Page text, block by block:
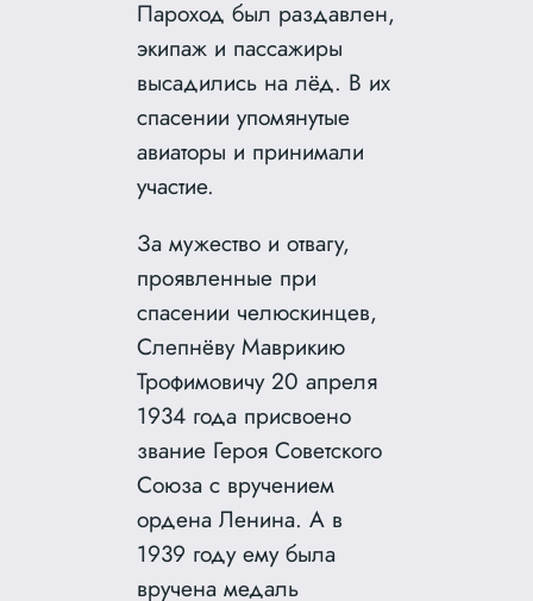
Пароход был раздавлен,
экипаж и пассажиры
высадились на лёд. В их
спасении упомянутые
авиаторы и принимали
участие.
За мужество и отвагу,
проявленные при
спасении челюскинцев,
Слепнёву Маврикию
Трофимовичу 20 апреля
1934 года присвоено
звание Героя Советского
Союза с вручением
ордена Ленина. А в
1939 году ему была
вручена медаль